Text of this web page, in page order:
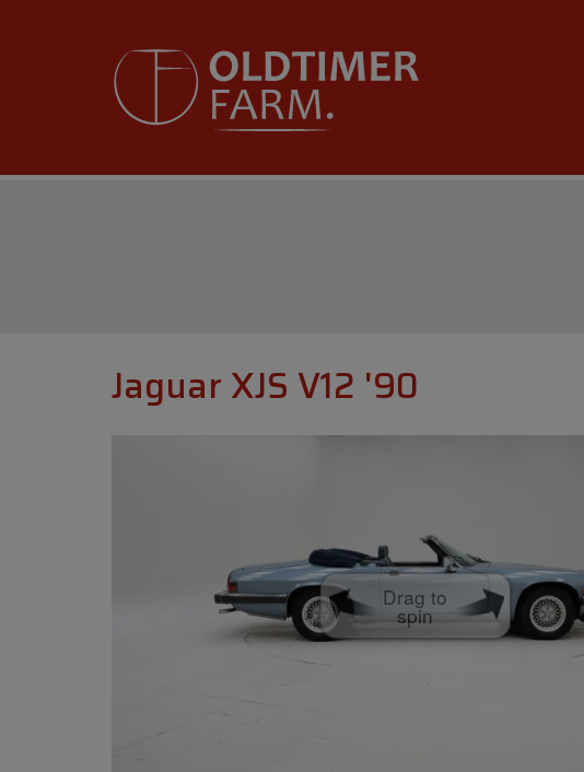
Jaguar XJS V12 '90
Drag to
spin